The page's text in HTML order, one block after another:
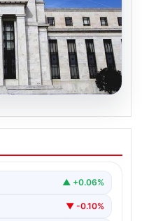
Oranını Sabit Tutmaya
▲ +0.06%
▼ -0.10%